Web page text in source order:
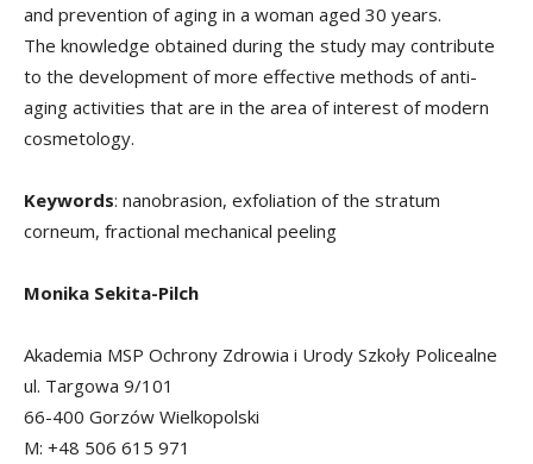
and prevention of aging in a woman aged 30 years.
The knowledge obtained during the study may contribute
to the development of more effective methods of anti-
aging activities that are in the area of interest of modern
cosmetology.
Keywords: nanobrasion, exfoliation of the stratum
corneum, fractional mechanical peeling
Monika Sekita-Pilch
Akademia MSP Ochrony Zdrowia i Urody Szkoły Policealne
ul. Targowa 9/101
66-400 Gorzów Wielkopolski
M: +48 506 615 971